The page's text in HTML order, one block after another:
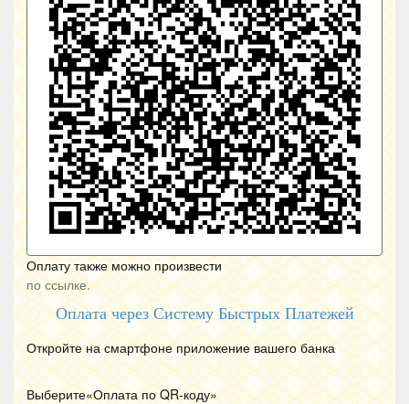
Оплату также можно произвести
по ссылке.
Оплата через Систему Быстрых Платежей
Откройте на смартфоне приложение вашего банка
Выберите«Оплата по QR-коду»